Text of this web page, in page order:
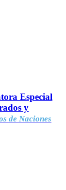
Especial
y
de Naciones